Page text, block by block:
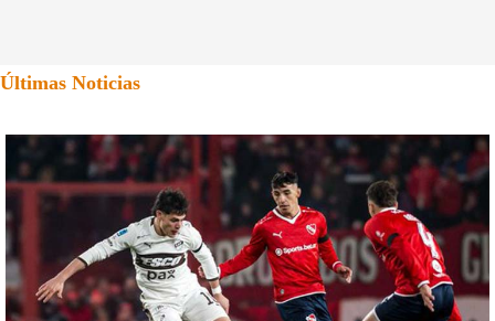
Últimas Noticias